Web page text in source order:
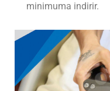
minimuma indirir.